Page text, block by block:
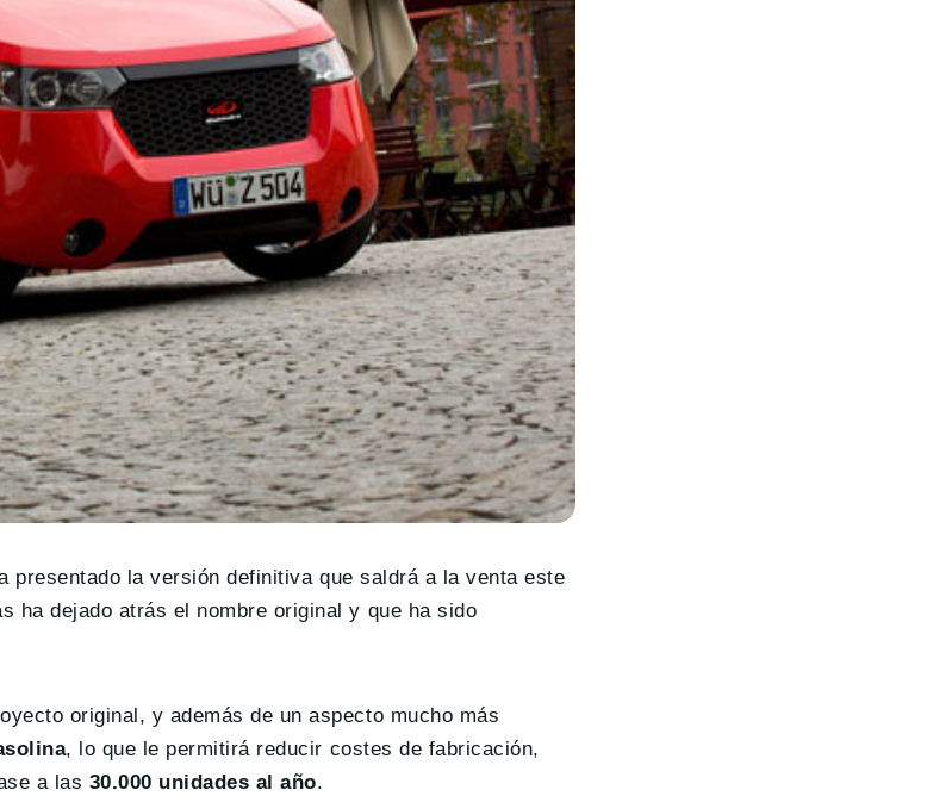
presentado la versión definitiva que saldrá a la venta este
ha dejado atrás el nombre original y que ha sido
original, y además de un aspecto mucho más
, lo que le permitirá reducir costes de fabricación,
a las 30.000 unidades al año.